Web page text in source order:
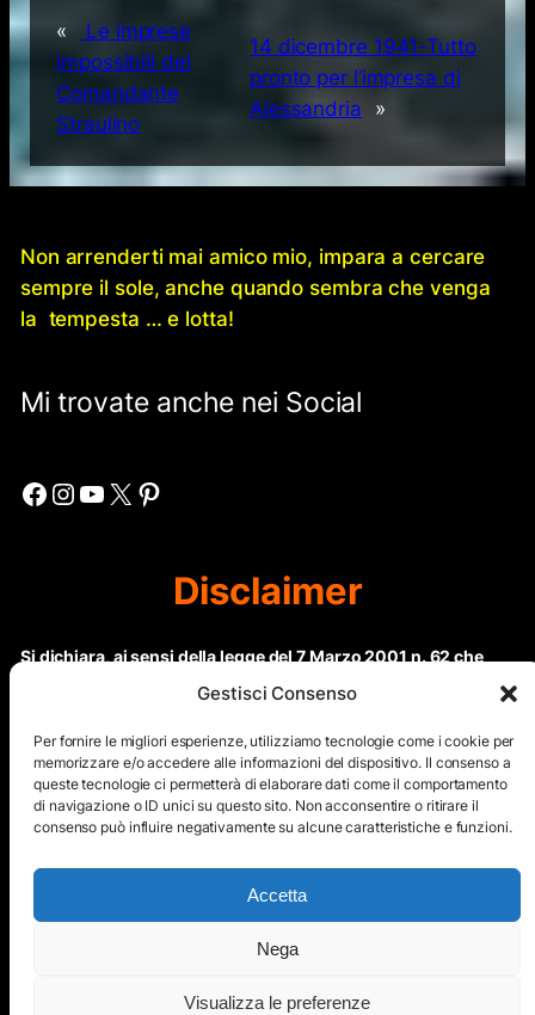
Gestisci Consenso
Per fornire le migliori esperienze, utilizziamo tecnologie come i cookie per
memorizzare e/o accedere alle informazioni del dispositivo. Il consenso a
queste tecnologie ci permetterà di elaborare dati come il comportamento
di navigazione o ID unici su questo sito. Non acconsentire o ritirare il
consenso può influire negativamente su alcune caratteristiche e funzioni.
Accetta
Nega
Visualizza le preferenze
«
Le imprese
impossibili del
Comandante
Straulino
14 dicembre 1941-Tutto
pronto per l’impresa di
Alessandria
»
Non arrenderti mai amico mio, impara a cercare
sempre il sole, anche quando sembra che venga
la tempesta … e lotta!
Mi trovate anche nei Social
Facebook Instagram YouTube X Pinterest
Disclaimer
Si dichiara, ai sensi della legge del 7 Marzo 2001 n. 62 che
questo sito non rientra nella categoria di “Informazione
regolari. Le immagini dei collaboratori detentori del
Copyright © sono riproducibili solo dietro specifica
autorizzazione. Il contenuto del sito, comprensivo di testi e
immagini, eccetto dove espressamente specificato, è
protetto da Copyright © e non può essere riprodotto e
diffuso tramite nessun mezzo elettronico o cartaceo senza
esplicita autorizzazione scritta da parte dello staff di ”Il Mare
nel cuore”